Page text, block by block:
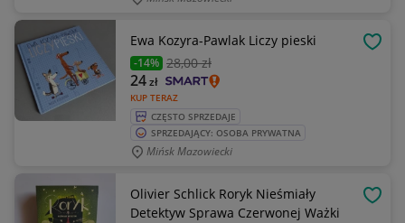
Ewa Kozyra-Pawlak Liczy pieski
-14% 28,00 zł
KUP TERAZ
24zł
CZĘSTO SPRZEDAJE
SPRZEDAJĄCY: OSOBA PRYWATNA
Mińsk Mazowiecki
Olivier Schlick Roryk Nieśmiały
Detektyw Sprawa Czerwonej Ważki